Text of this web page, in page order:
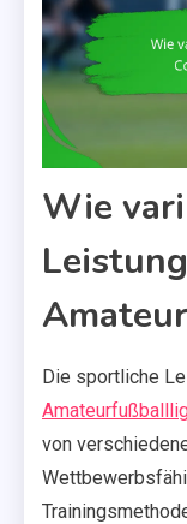
Wie
Die sportliche
von